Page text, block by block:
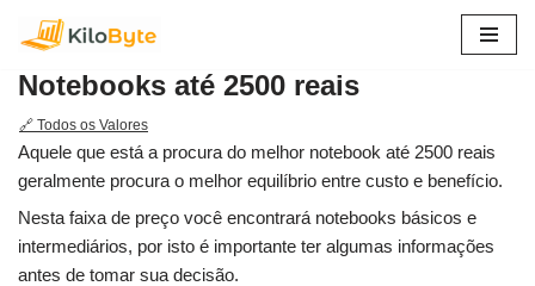
para
o
conteúdo
Notebooks até 2500 reais
🔗 Todos os Valores
Aquele que está a procura do melhor notebook até 2500 reais
geralmente procura o melhor equilíbrio entre custo e benefício.
Nesta faixa de preço você encontrará notebooks básicos e
intermediários, por isto é importante ter algumas informações
antes de tomar sua decisão.